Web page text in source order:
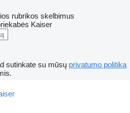
rubrikos skelbimus
Kaiser
sutinkate su mūsų privatumo politika